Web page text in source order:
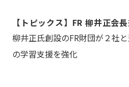
【トピックス】FR 柳井正会
柳井正氏創設のFR財団が２社
の学習支援を強化